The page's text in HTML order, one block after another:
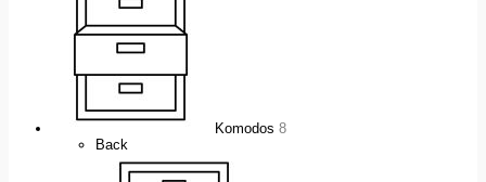
Komodos 8
Back